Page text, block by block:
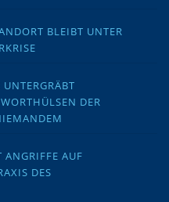
BLEIBT UNTER
DER
ANGRIFFE AUF
DES